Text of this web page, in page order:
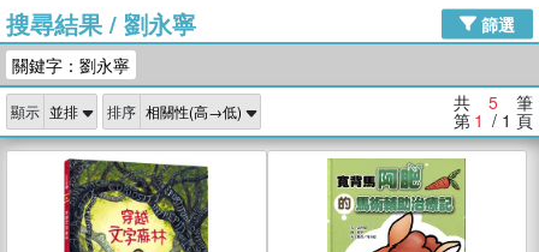
高希均教授回憶錄
、 The Odyssey 、 父親節 、 如果歷
獎 臺灣漫遊錄 、 方念華 、 台灣的李
登輝時代
數學女孩：黎曼猜想 、
偉大的迷走神經
搜尋結果/ 劉永寧
篩選
關鍵字：劉永寧
顯示 排序 共 5 筆
第 1 / 1 頁